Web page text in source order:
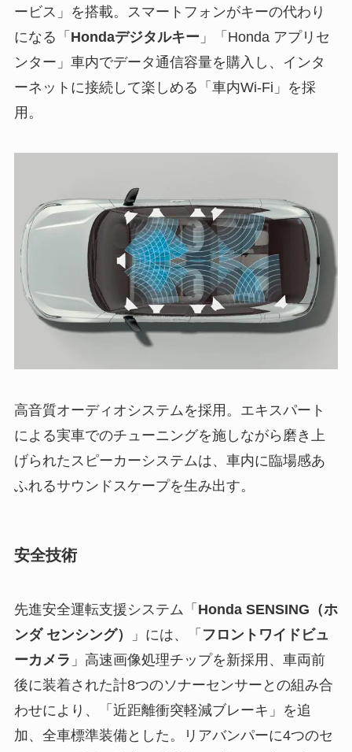
ービス」を搭載。スマートフォンがキーの代わり
になる「 Hondaデジタルキー 」「Honda アプリセ
ンター」車内でデータ通信容量を購入し、インタ
ーネットに接続して楽しめる「車内Wi-Fi」を採
用。
高音質オーディオシステムを採用。エキスパート
による実車でのチューニングを施しながら磨き上
げられたスピーカーシステムは、車内に臨場感あ
ふれるサウンドスケープを生み出す。
安全技術
先進安全運転支援システム「 Honda SENSING（ホ
ンダ センシング）
」には、「 フロントワイドビュ
ーカメラ 」高速画像処理チップを新採用、車両前
後に装着された計8つのソナーセンサーとの組み合
わせにより、「近距離衝突軽減ブレーキ」を追
加、全車標準装備とした。リアバンパーに4つのセ